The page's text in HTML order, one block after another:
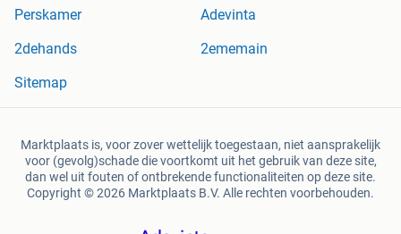
Perskamer
Adevinta
2dehands
2ememain
Sitemap
Marktplaats is, voor zover wettelijk toegestaan, niet aansprakelijk
voor (gevolg)schade die voortkomt uit het gebruik van deze site,
dan wel uit fouten of ontbrekende functionaliteiten op deze site.
Copyright © 2026 Marktplaats B.V. Alle rechten voorbehouden.